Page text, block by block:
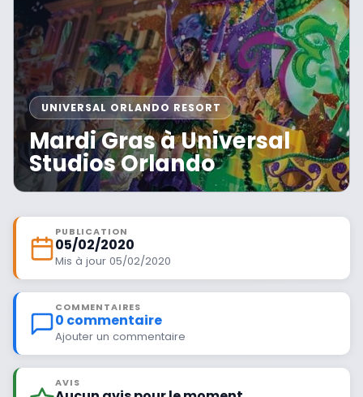
UNIVERSAL ORLANDO RESORT
Mardi Gras à Universal
Studios Orlando
PUBLICATION
05/02/2020
Mis à jour 05/02/2020
COMMENTAIRES
0 commentaire
Ajouter un commentaire
AVIS